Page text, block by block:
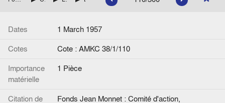
Dates
1 March 1957
Cotes
Cote : AMKC 38/1/110
Importance
matérielle
1 Pièce
Citation de
Fonds Jean Monnet : Comité d'action,